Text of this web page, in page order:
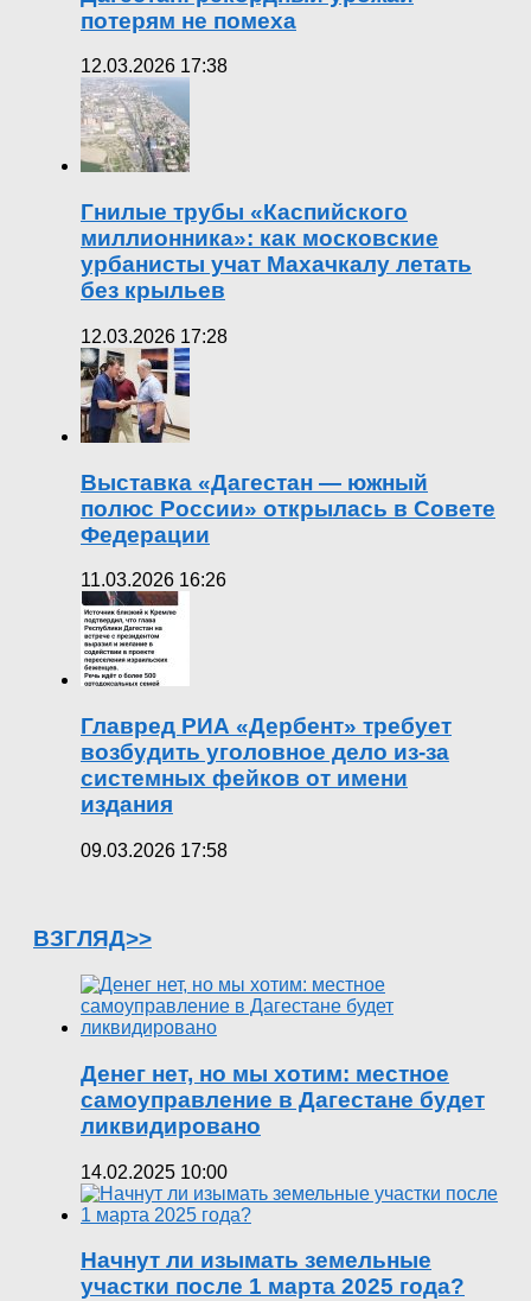
потерям не помеха
12.03.2026 17:38
Гнилые трубы «Каспийского
миллионника»: как московские
урбанисты учат Махачкалу летать
без крыльев
12.03.2026 17:28
Выставка «Дагестан — южный
полюс России» открылась в Совете
Федерации
11.03.2026 16:26
Главред РИА «Дербент» требует
возбудить уголовное дело из-за
системных фейков от имени
издания
09.03.2026 17:58
ВЗГЛЯД>>
Денег нет, но мы хотим: местное
самоуправление в Дагестане будет
ликвидировано
14.02.2025 10:00
Начнут ли изымать земельные
участки после 1 марта 2025 года?